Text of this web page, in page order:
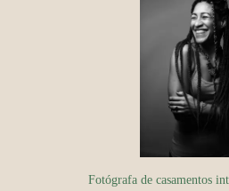
Fotógrafa de casamentos